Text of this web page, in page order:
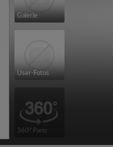
Galerie
User-Fotos
360° Pano